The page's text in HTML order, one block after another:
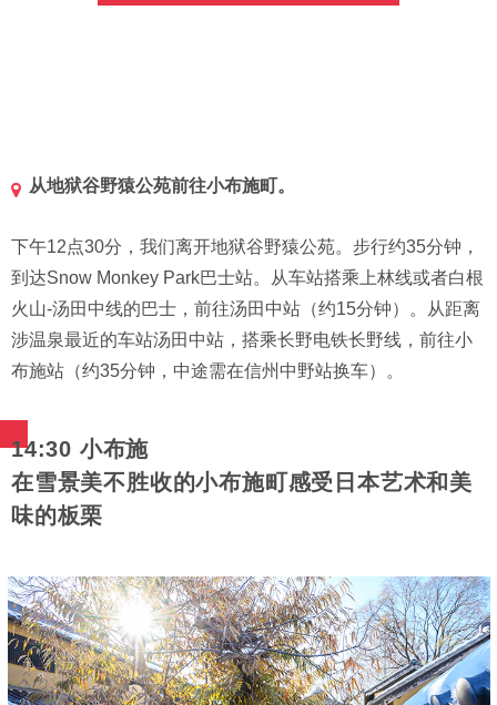
从地狱谷野猿公苑前往小布施町。
下午12点30分，我们离开地狱谷野猿公苑。步行约35分钟，
到达Snow Monkey Park巴士站。从车站搭乘上林线或者白根
火山-汤田中线的巴士，前往汤田中站（约15分钟）。从距离
涉温泉最近的车站汤田中站，搭乘长野电铁长野线，前往小
布施站（约35分钟，中途需在信州中野站换车）。
14:30 小布施
在雪景美不胜收的小布施町感受日本艺术和美
味的板栗